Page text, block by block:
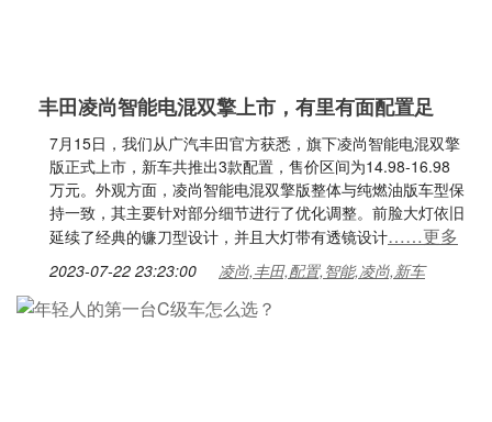
丰田凌尚智能电混双擎上市，有里有面配置足
7月15日，我们从广汽丰田官方获悉，旗下凌尚智能电混双擎
版正式上市，新车共推出3款配置，售价区间为14.98-16.98
万元。外观方面，凌尚智能电混双擎版整体与纯燃油版车型保
持一致，其主要针对部分细节进行了优化调整。前脸大灯依旧
延续了经典的镰刀型设计，并且大灯带有透镜设计……更多
2023-07-22 23:23:00 凌尚,丰田,配置,智能,凌尚,新车